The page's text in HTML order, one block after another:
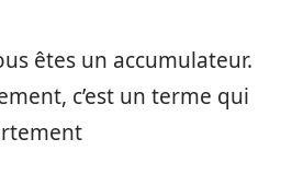
êtes un accumulateur.
c’est un terme qui